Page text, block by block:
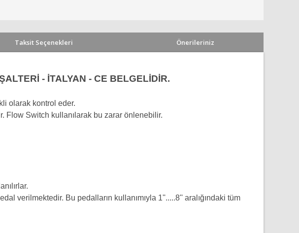
Taksit Seçenekleri Önerileriniz
- İTALYAN - CE BELGELİDİR.
olarak kontrol eder.
Flow Switch kullanılarak bu zarar önlenebilir.
verilmektedir. Bu pedalların kullanımıyla 1''.....8'' aralığındaki tüm